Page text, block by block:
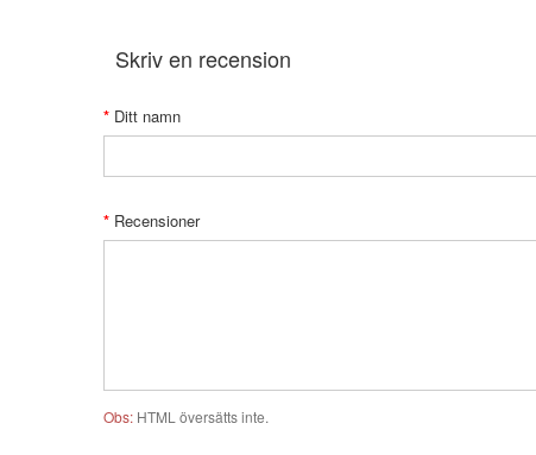
Skriv en recension
Ditt namn
Recensioner
Obs: HTML översätts inte.